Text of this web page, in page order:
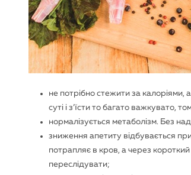
не потрібно стежити за калоріями,
суті і з’їсти то багато важкувато,
нормалізується метаболізм. Без
зниження апетиту відбувається
потрапляє в кров, а через короткий
переслідувати;